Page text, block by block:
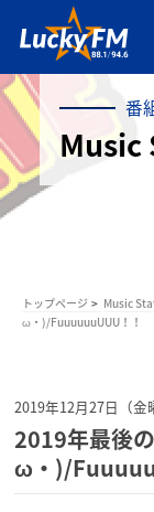
番
Music
トップページ Music
ω・)/FuuuuuuUUU！！
2019年12月27日（金
2019年最後
ω・)/